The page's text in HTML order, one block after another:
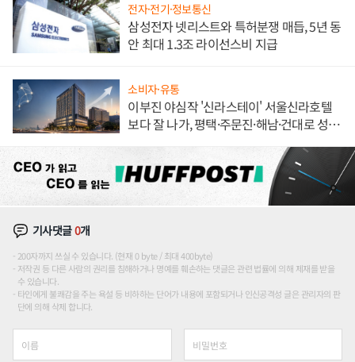
전자·전기·정보통신
삼성전자 넷리스트와 특허분쟁 매듭, 5년 동
안 최대 1.3조 라이선스비 지급
소비자·유통
이부진 야심작 '신라스테이' 서울신라호텔
보다 잘 나가, 평택·주문진·해남·건대로 성
기사댓글0개
200자까지 쓰실 수 있습니다. (현재 0 byte / 최대 400byte)
저작권 등 다른 사람의 권리를 침해하거나 명예를 훼손하는 댓글은 관련 법률에 의해 제재를 받을
수 있습니다.
타인에게 불쾌감을 주는 욕설 등 비하하는 단어가 내용에 포함되거나 인신공격성 글은 관리자의 판
단에 의해 삭제 합니다.